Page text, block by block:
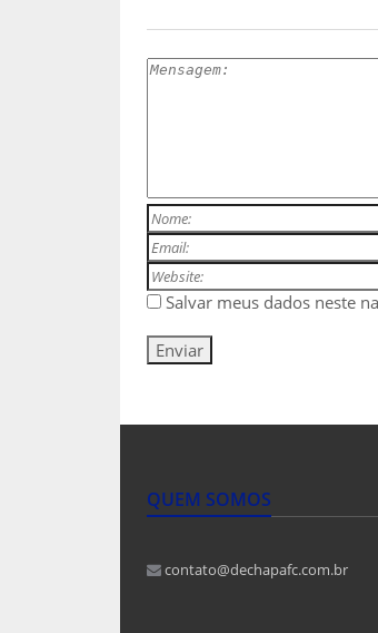
Salvar meus dados neste
QUEM SOMOS
contato@dechapafc.com.br